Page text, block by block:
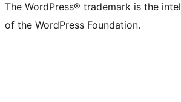
The WordPress® trademark is the
of the WordPress Foundation.